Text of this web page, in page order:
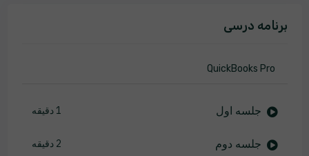
برنامه درسی
QuickBooks Pro
جلسه اول 1 دقیقه
جلسه دوم 2 دقیقه